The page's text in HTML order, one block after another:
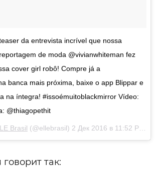
da entrevista incrível que nossa
de moda @vivianwhiteman fez
cover girl robô! Compre já a
banca mais próxima, baixe o app Blippar e
na íntegra! #issoémuitoblackmirror Vídeo:
@thiagopethit
Brasil (@ellebrasil) 2 Дек 2016 в 11:52 PST
так: